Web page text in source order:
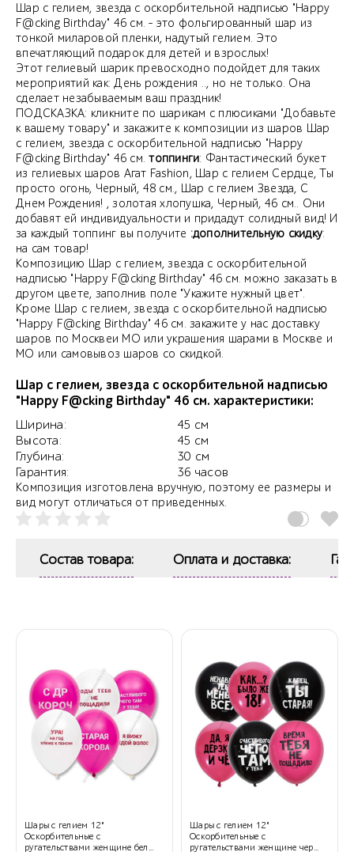
Шар с гелием, звезда с оскорбительной надписью "Happy
F@cking Birthday" 46 см. - это фольгированный шар из
тонкой миларовой пленки, надутый гелием. Это
впечатляющий подарок для детей и взрослых!
Этот гелиевый шарик превосходно подойдет для таких
мероприятий как: День рождения .., но не только. Она
сделает незабываемым ваш праздник!
ПОДСКАЗКА: кликните по шарикам с плюсиками "Добавьте
к вашему товару" и закажите к композиции из шаров Шар
с гелием, звезда с оскорбительной надписью "Happy
F@cking Birthday" 46 см.топпинги: Фантастический букет
из гелиевых шаров Агат Fashion, Шар с гелием Сердце, Ты
просто огонь, Черный, 48 см., Шар с гелием Звезда, С
Днем Рождения! , золотая хлопушка, Черный, 46 см.. Они
добавят ей индивидуальности и придадут солидный вид! И
за каждый топпинг вы получите :дополнительную скидку:
на сам товар!
Композицию Шар с гелием, звезда с оскорбительной
надписью "Happy F@cking Birthday" 46 см. можно заказать в
другом цвете, заполнив поле "Укажите нужный цвет".
Кроме Шар с гелием, звезда с оскорбительной надписью
"Happy F@cking Birthday" 46 см. закажите у нас доставку
шаров по Москвеи МО или украшения шарами в Москве и
МО или самовывоз шаров со скидкой.
Шар с гелием, звезда с оскорбительной надписью
"Happy F@cking Birthday" 46 см. характеристики:
Ширина:
Высота:
Глубина:
Гарантия:
45 см
45 см
30 см
36 часов
Композиция изготовлена вручную, поэтому ее размеры и
вид могут отличаться от приведенных.
Состав товара: Оплата и доставка:
Шары с гелием 12"
Оскорбительные с
ругательствами женщине бел...
Шары с гелием 12"
Оскорбительные с
ругательствами женщине чер...